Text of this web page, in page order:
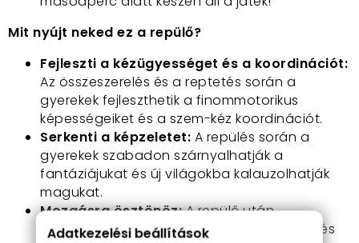
Mit nyújt neked ez a repülő?
Fejleszti a kézügyességet és a koordinációt:
Az összeszerelés és a reptetés során a
gyerekek fejleszthetik a finommotorikus
képességeiket és a szem-kéz koordinációt.
Serkenti a képzeletet: A repülés során a
gyerekek szabadon szárnyalhatják a
fantáziájukat és új világokba kalauzolhatják
magukat.
Mozgásra ösztönöz:A repülő után
szaladgálva a gyerekek aktívabbá válnak és
Adatkezelési beállítások